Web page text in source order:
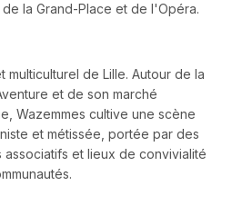
la Grand-Place et de l'Opéra.
multiculturel de Lille. Autour de la
et de son marché
Wazemmes cultive une scène
et métissée, portée par des
associatifs et lieux de convivialité